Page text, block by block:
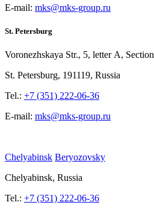
E-mail: mks@mks-group.ru
St. Petersburg
Voronezhskaya Str., 5, letter A, Section
St. Petersburg, 191119, Russia
Tel.: +7 (351) 222-06-36
E-mail: mks@mks-group.ru
Chelyabinsk Beryozovsky
Chelyabinsk, Russia
Tel.: +7 (351) 222-06-36